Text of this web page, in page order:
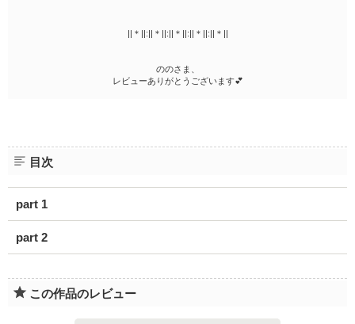
||＊||:||＊||:||＊||:||＊||:||＊||
ののさま、
レビューありがとうございます💕
目次
part 1
part 2
この作品のレビュー